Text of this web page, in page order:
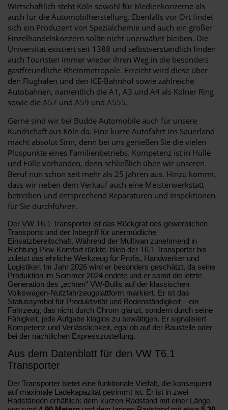
Wirtschaftlich steht Köln sowohl für Medienkonzerne als
auch für die Automobilherstellung. Ebenfalls vor Ort findet
sich ein Produzent von Spezialchemie und auch ein großer
Einzelhandelskonzern sollte nicht unerwähnt bleiben. Die
Universität existiert seit 1388 und selbstverständlich finden
auch Touristen immer wieder ihren Weg in die besonders
gastfreundliche Rheinmetropole. Erreicht wird diese über
den Flughafen und den ICE-Bahnhof sowie zahlreiche
Autobahnen, namentlich die A1, A3 und A4 als Kölner Ring
sowie die A57 und A59 und A555.
Gerne sind wir bei Budde Automobile auch für unsere
Kundschaft aus Köln da. Eine kurze Autofahrt ins Sauerland
macht absolut Sinn, denn bei uns genießen Sie die vielen
Pluspunkte eines Familienbetriebs. Kompetenz ist in Hülle
und Fülle vorhanden, denn schließlich üben wir unseren
Beruf nun schon seit mehr als 25 Jahren aus. Hinzu kommt,
dass wir neben dem Verkauf auch eine Meisterwerkstatt
betreiben und entsprechend Reparaturen und Inspektionen
für Sie durchführen.
Der VW T6.1 Transporter ist das Rückgrat des gewerblichen
Transports und der Inbegriff für unermüdliche
Einsatzbereitschaft. Während der Multivan zunehmend in
Richtung Pkw-Komfort rückte, blieb der T6.1 Transporter bis
zuletzt das ehrliche Werkzeug für Profis, Handwerker und
Logistiker. Im Jahr 2026 wird er besonders geschätzt, da seine
Produktion im Sommer 2024 endete und er somit die letzte
Generation des „echten“ VW-Bullis auf der klassischen
Volkswagen-Nutzfahrzeugplattform markiert. Er ist das
Statussymbol für Produktivität und Bodenständigkeit – ein
Fahrzeug, das nicht durch Chrom glänzt, sondern durch seine
Fähigkeit, jede Aufgabe klaglos zu bewältigen. Er signalisiert
Kompetenz und Verlässlichkeit, egal ob auf der Baustelle oder
bei der nächtlichen Expresszustellung.
Aus dem Datenblatt für den VW T6.1
Transporter
Der Transporter bietet eine funktionale Vielfalt, die konsequent
auf maximale Ladekapazität getrimmt ist. Er ist in zwei
Radständen erhältlich: dem kurzen Radstand mit einer Länge